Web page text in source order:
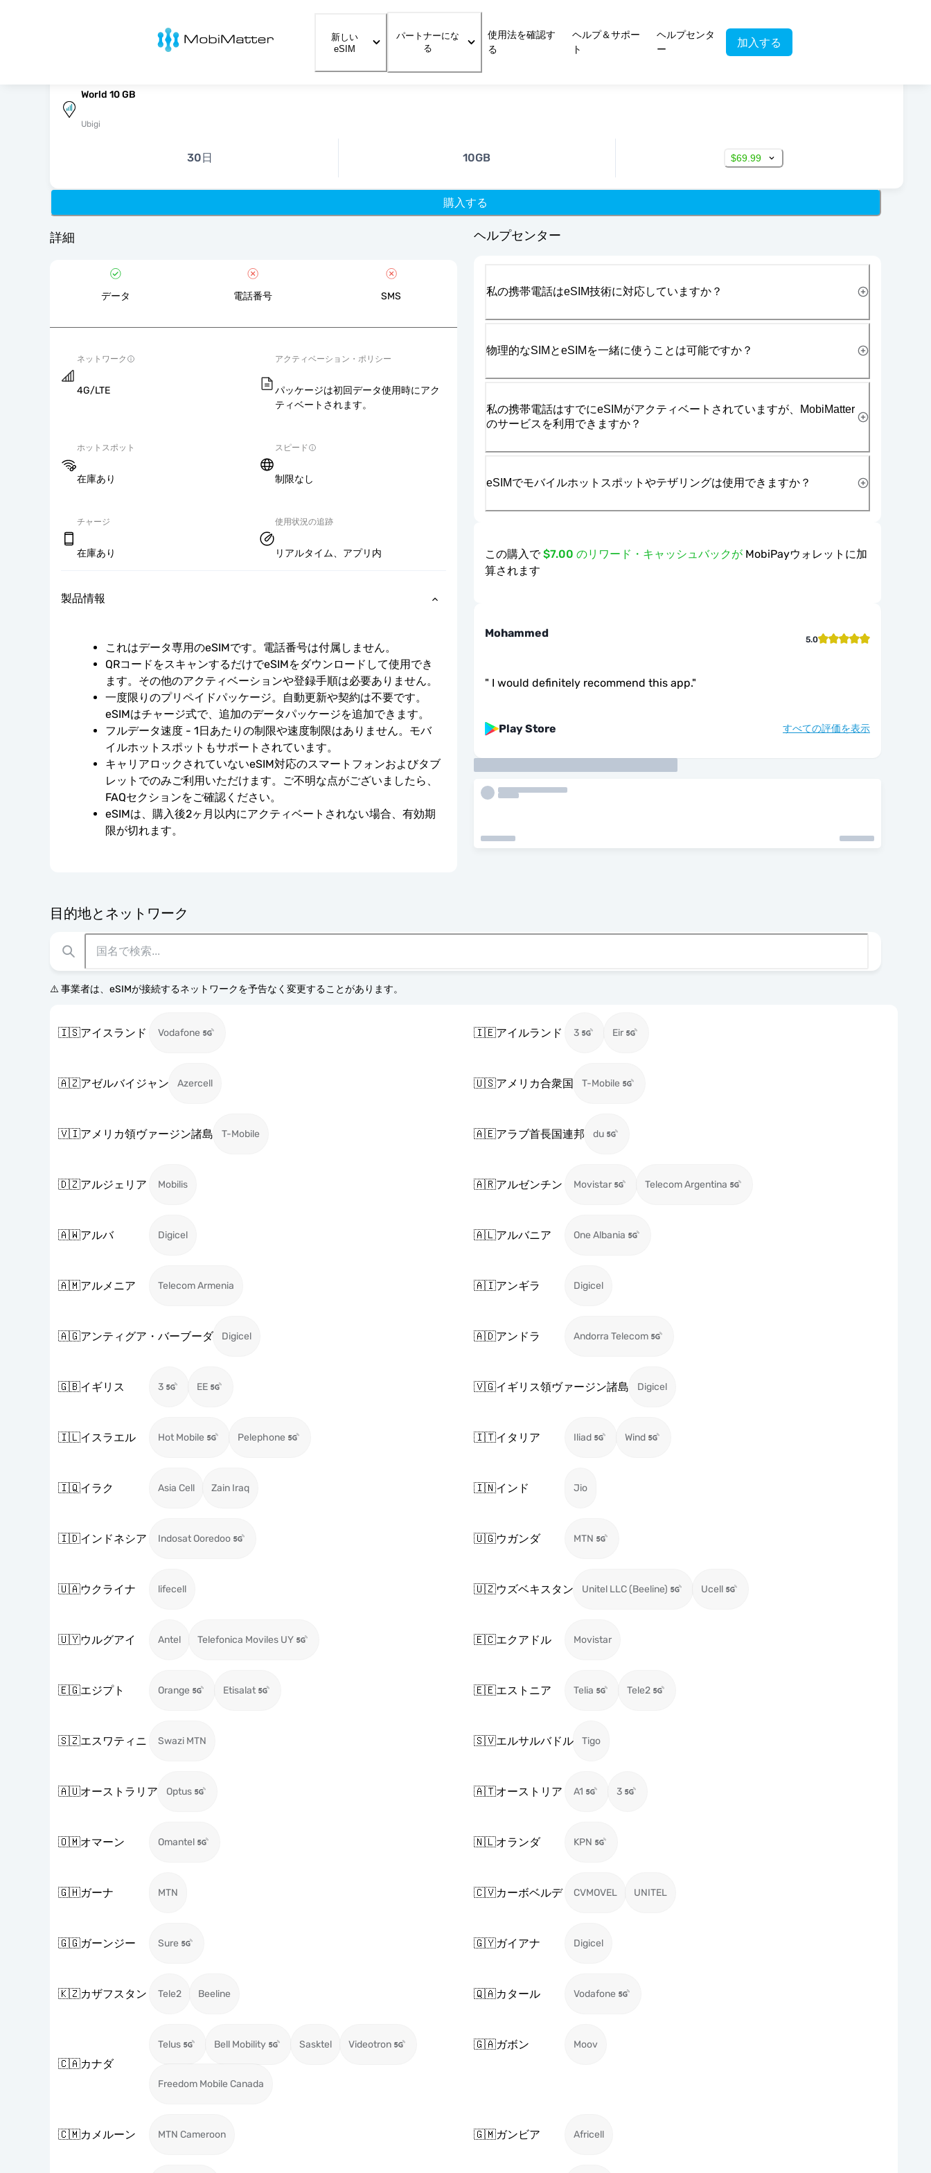
MobiMatter
新しい
eSIM
パートナーにな
る
使用法を確認す
る
ヘルプ＆サポー
ト
ヘルプセンタ
ー
加入する
World 10 GB
Ubigi
30日 10GB $69.99
購入する
詳細
データ 電話番号 SMS
ネットワーク
4G/LTE
アクティベーション・ポリシー
パッケージは初回データ使用時にアク
ティベートされます。
ホットスポット
在庫あり
スピード
制限なし
チャージ
在庫あり
使用状況の追跡
リアルタイム、アプリ内
製品情報
これはデータ専用のeSIMです。電話番号は付属しません。
QRコードをスキャンするだけでeSIMをダウンロードして使用でき
ます。その他のアクティベーションや登録手順は必要ありません。
一度限りのプリペイドパッケージ。自動更新や契約は不要です。
eSIMはチャージ式で、追加のデータパッケージを追加できます。
フルデータ速度 - 1日あたりの制限や速度制限はありません。モバ
イルホットスポットもサポートされています。
キャリアロックされていないeSIM対応のスマートフォンおよびタブ
レットでのみご利用いただけます。ご不明な点がございましたら、
FAQセクションをご確認ください。
eSIMは、購入後2ヶ月以内にアクティベートされない場合、有効期
限が切れます。
目的地とネットワーク
⚠️ 事業者は、eSIMが接続するネットワークを予告なく変更することがあります。
🇮🇸アイスランド Vodafone 🇮🇪アイルランド 3 Eir
🇦🇿アゼルバイジャン Azercell 🇺🇸アメリカ合衆国 T-Mobile
🇻🇮アメリカ領ヴァージン諸島 T-Mobile 🇦🇪アラブ首長国連邦 du
🇩🇿アルジェリア Mobilis 🇦🇷アルゼンチン Movistar Telecom Argentina
🇦🇼アルバ Digicel 🇦🇱アルバニア One Albania
🇦🇲アルメニア Telecom Armenia 🇦🇮アンギラ Digicel
🇦🇬アンティグア・バーブーダ Digicel 🇦🇩アンドラ Andorra Telecom
🇬🇧イギリス 3 EE 🇻🇬イギリス領ヴァージン諸島 Digicel
🇮🇱イスラエル Hot Mobile Pelephone 🇮🇹イタリア Iliad Wind
🇮🇶イラク Asia Cell Zain Iraq 🇮🇳インド Jio
🇮🇩インドネシア Indosat Ooredoo 🇺🇬ウガンダ MTN
🇺🇦ウクライナ lifecell 🇺🇿ウズベキスタン Unitel LLC (Beeline) Ucell
🇺🇾ウルグアイ Antel Telefonica Moviles UY 🇪🇨エクアドル Movistar
🇪🇬エジプト Orange Etisalat 🇪🇪エストニア Telia Tele2
🇸🇿エスワティニ Swazi MTN 🇸🇻エルサルバドル Tigo
🇦🇺オーストラリア Optus 🇦🇹オーストリア A1 3
🇴🇲オマーン Omantel 🇳🇱オランダ KPN
🇬🇭ガーナ MTN 🇨🇻カーボベルデ CVMOVEL UNITEL
🇬🇬ガーンジー Sure 🇬🇾ガイアナ Digicel
🇰🇿カザフスタン Tele2 Beeline 🇶🇦カタール Vodafone
🇨🇦カナダ
Telus Bell Mobility Sasktel Videotron
Freedom Mobile Canada
🇬🇦ガボン Moov
🇨🇲カメルーン MTN Cameroon 🇬🇲ガンビア Africell
ヘルプセンター
私の携帯電話はeSIM技術に対応していますか？
物理的なSIMとeSIMを一緒に使うことは可能ですか？
私の携帯電話はすでにeSIMがアクティベートされていますが、MobiMatter
のサービスを利用できますか？
eSIMでモバイルホットスポットやテザリングは使用できますか？
この購入で $7.00 のリワード・キャッシュバックが MobiPayウォレットに加
算されます
Mohammed 5.0
" I would definitely recommend this app."
Play Store すべての評価を表示